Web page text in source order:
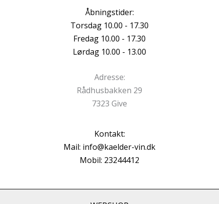
Åbningstider:
Torsdag 10.00 - 17.30
Fredag 10.00 - 17.30
Lørdag 10.00 - 13.00
Adresse:
Rådhusbakken 29
7323 Give
Kontakt:
Mail: info@kaelder-vin.dk
Mobil: 23244412